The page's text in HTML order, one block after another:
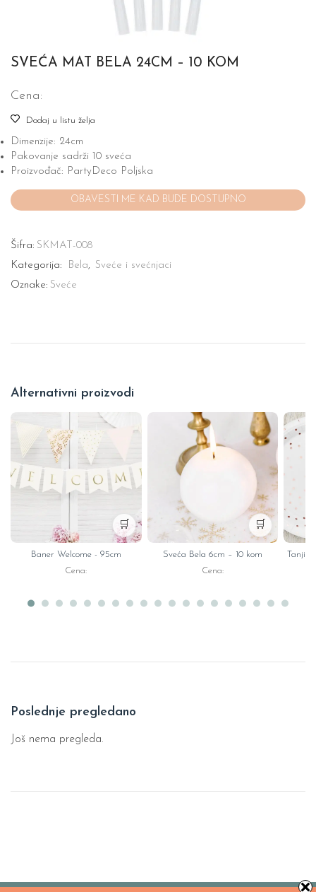
SVEĆA MAT BELA 24CM – 10 KOM
Cena:
Dodaj u listu želja
Dimenzije: 24cm
Pakovanje sadrži 10 sveća
Proizvođač: PartyDeco Poljska
Šifra: SKMAT-008
Kategorija:
Bela, Sveće i svećnjaci
Oznake: Sveće
Alternativni proizvodi
🛒
Baner Welcome - 95cm
Cena:
🛒
Sveća Bela 6cm – 10 kom
Cena:
Tanjiri
Poslednje pregledano
Još nema pregleda.